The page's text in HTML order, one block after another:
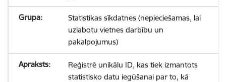
Statistikas sīkdatnes (nepieciešamas, lai
uzlabotu vietnes darbību un
pakalpojumus)
Reģistrē unikālu ID, kas tiek izmantots
statistisko datu iegūšanai par to, kā